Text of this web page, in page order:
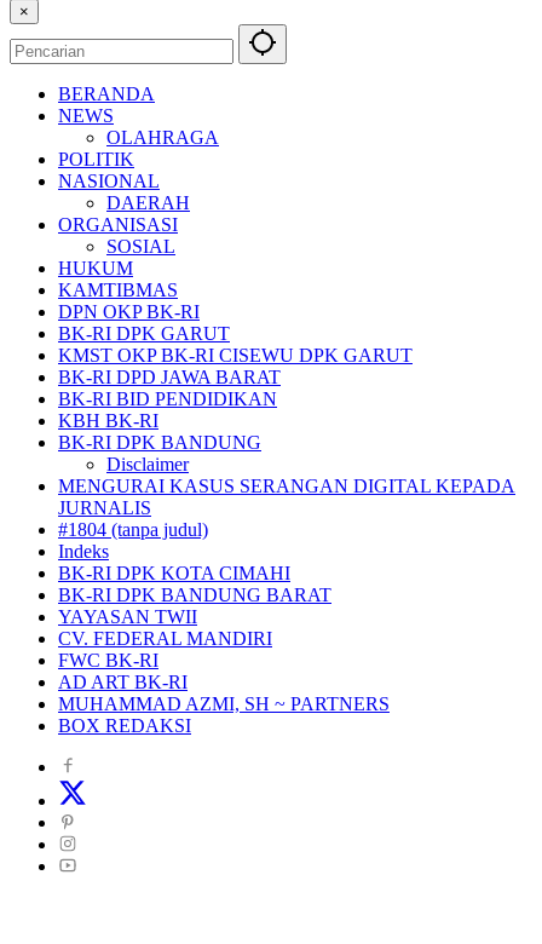
×
BERANDA
NEWS
OLAHRAGA
POLITIK
NASIONAL
DAERAH
ORGANISASI
SOSIAL
HUKUM
KAMTIBMAS
DPN OKP BK-RI
BK-RI DPK GARUT
KMST OKP BK-RI CISEWU DPK GARUT
BK-RI DPD JAWA BARAT
BK-RI BID PENDIDIKAN
KBH BK-RI
BK-RI DPK BANDUNG
Disclaimer
MENGURAI KASUS SERANGAN DIGITAL KEPADA
JURNALIS
#1804 (tanpa judul)
Indeks
BK-RI DPK KOTA CIMAHI
BK-RI DPK BANDUNG BARAT
YAYASAN TWII
CV. FEDERAL MANDIRI
FWC BK-RI
AD ART BK-RI
MUHAMMAD AZMI, SH ~ PARTNERS
BOX REDAKSI